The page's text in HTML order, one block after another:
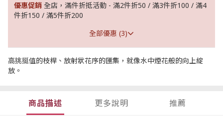
優惠促銷 全店，滿件折抵活動 - 滿2件折50 / 滿3件折100 / 滿4
件折150 / 滿5件折200
全部優惠 (3)
高挑挺值的枝桿、放射狀花序的匯集，就像水中煙花般的向上綻
放。
商品描述 更多說明 推薦